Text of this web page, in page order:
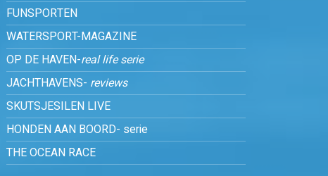
FUNSPORTEN
WATERSPORT-MAGAZINE
OP DE HAVEN-real life serie
JACHTHAVENS- reviews
SKUTSJESILEN LIVE
HONDEN AAN BOORD- serie
THE OCEAN RACE